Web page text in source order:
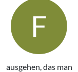
F
ausgehen, das man